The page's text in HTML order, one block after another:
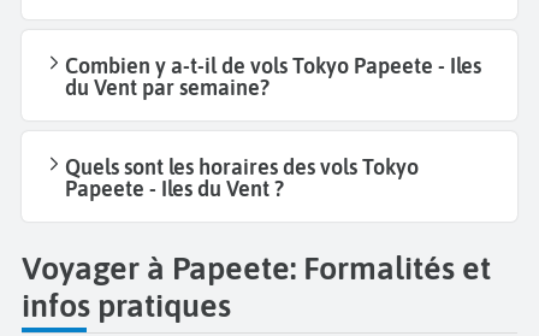
Combien y a-t-il de vols Tokyo Papeete - Iles
du Vent par semaine?
Quels sont les horaires des vols Tokyo
Papeete - Iles du Vent ?
Voyager à Papeete: Formalités et
infos pratiques